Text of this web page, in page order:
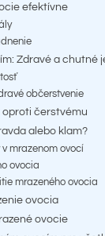
efektívne
Zdravé a chutné
občerstvenie
oproti čerstvému
alebo klam?
mrazenom ovocí
ovocia
mrazeného ovocia
ovocia
ovocie